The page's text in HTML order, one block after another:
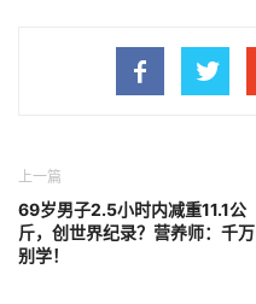
上一篇
69岁男子2.5小时内减重11.1公
斤，创世界纪录？营养师：千万
别学！